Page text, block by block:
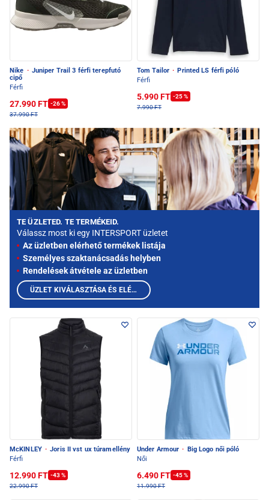
Nike · Juniper Trail 3 férfi terepfutó
cipő
Férfi
27.990 FT -26 %
37.990 FT
Tom Tailor · Printed LS férfi póló
Férfi
5.990 FT -25 %
7.990 FT
McKINLEY · Joris II vst ux túramellény
Férfi
12.990 FT -43 %
22.990 FT
Under Armour ·
Big Logo női póló
Női
6.490 FT -45 %
11.990 FT
TE ÜZLETED. TE TERMÉKEID.
Válassz most ki egy INTERSPORT üzletet
Az üzletben elérhető termékek listája
Személyes szaktanácsadás helyben
Rendelések átvétele az üzletben
ÜZLET KIVÁLASZTÁSA ÉS ELÉRHETŐ TERMÉKEK MEGTEKINTÉSE